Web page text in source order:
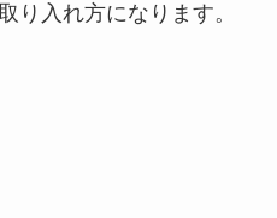
り入れ方になります。